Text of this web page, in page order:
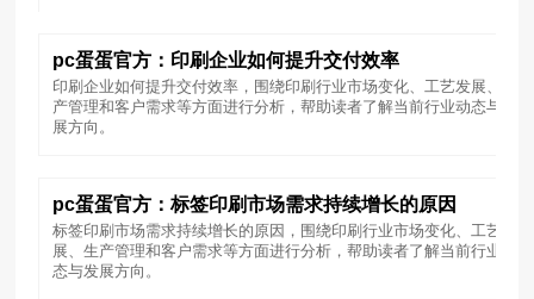
pc蛋蛋官方：印刷企业如何提升交付效率
印刷企业如何提升交付效率，围绕印刷行业市场变化、工艺发展、生
产管理和客户需求等方面进行分析，帮助读者了解当前行业动态与发
展方向。
pc蛋蛋官方：标签印刷市场需求持续增长的原因
标签印刷市场需求持续增长的原因，围绕印刷行业市场变化、工艺发
展、生产管理和客户需求等方面进行分析，帮助读者了解当前行业动
态与发展方向。